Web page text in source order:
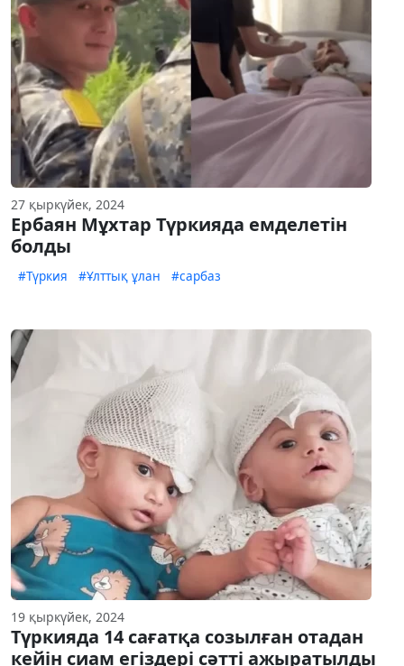
27 қыркүйек, 2024
Ербаян Мұхтар Түркияда емделетін
болды
#Түркия #Ұлттық ұлан #сарбаз
19 қыркүйек, 2024
Түркияда 14 сағатқа созылған отадан
кейін сиам егіздері сәтті ажыратылды